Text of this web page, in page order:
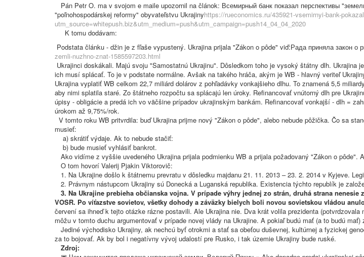
Pán Petr O. ma v svojom e maile upozornil na článok: Всемирный банк показал перспективы
"poľnohospodárskej reformy" obyvateľstvu Ukrajinyhttps://rueconomics.ru/435921-vsemirnyi-bank-
utm_source=whitepush.biz&utm_medium=push&utm_campaign=push14_04_04_2020
K tomu dodávam:
Podstata článku - džin je z fľaše vypustený. Ukrajina prijala "Zákon o pôde" viď:Рада приняла закон о
zemli-nuzhno-znat-1585597203.html
Ukrajinci doskákali. Majú svoju "Samostatnú Ukrajinu". Dôsledkom toho je vysoký štátny dlh.
ich musí splácať. To je v podstate normálne. Avšak na takého hráča, akým je WB - hlavný veriteľ
Ukrajina vyplatiť WB celkom 22,7 miliárd dolárov z pohľadávky vonkajšieho dlhu. To znamená 5,5
aby nimi splatila staré. Zo štátneho rozpočtu sa splácajú len úroky. Refinancovať vnútorný dlh pre
úpisy - obligácie a predá ich vo väčšine prípadov ukrajinským bankám. Refinancovať vonkajší - dlh =
úrokom až 9,75%/rok.
V tomto roku WB pritvrdila: buď Ukrajina prijme nový "Zákon o pôde", alebo nebude pôžička. Čo sa
musieť:
a) skrátiť výdaje. Ak to nebude stačiť:
b) bude musieť vyhlásiť bankrot.
Ako vidíme z vyššie uvedeného Ukrajina prijala podmienku WB a prijala požadovaný "Zákon o
O tom hovorí Valerij Pjakin Viktorovič:
1. Na Ukrajine došlo k štátnemu prevratu v dôsledku majdanu 21. 11. 2013 – 23. 2. 2014 v Kyjeve.
2. Právnym nástupcom Ukrajiny sú Donecká a Luganská republika. Existencia týchto republík je
3. Na Ukrajine prebieha občianska vojna. V prípade výhry jednej zo strán, druhá strana
VOSR. Po víťazstve sovietov, všetky dohody a záväzky bielych boli novou sovietskou vládou
červení sa ihneď k tejto otázke rázne postavili. Ale Ukrajina nie. Dva krát volila prezidenta
môžu v tomto duchu argumentovať v prípade novej vlády na Ukrajine. A pokiaľ budú mať (a to budú
Jediné východisko Ukrajiny, ak nechcú byť otrokmi a stať sa obeťou duševnej, kultúrnej a fyzickej
za to bojovať. Ak by bol i negatívny vývoj udalostí pre Rusko, i tak územie Ukrajiny bude ruské.
Zdroj: